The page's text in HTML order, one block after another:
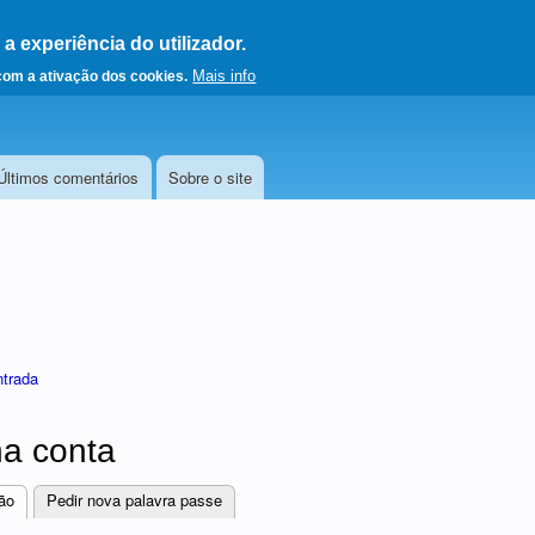
experiência do utilizador.
a ativação dos cookies. Mais info
página principal
comentários Sobre o site
conta
(separador ativo)
Pedir nova palavra passe